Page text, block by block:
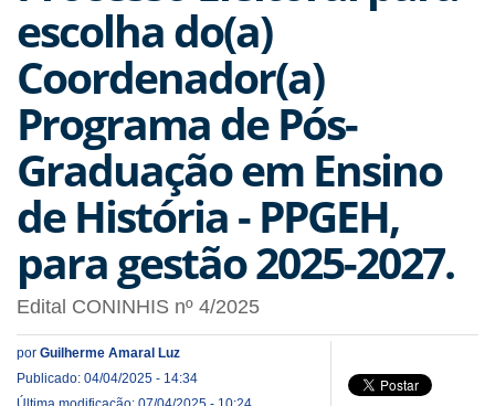
escolha do(a)
Coordenador(a)
Programa de Pós-
Graduação em Ensino
de História - PPGEH,
para gestão 2025-2027.
Edital CONINHIS nº 4/2025
por Guilherme Amaral Luz
Publicado: 04/04/2025 - 14:34